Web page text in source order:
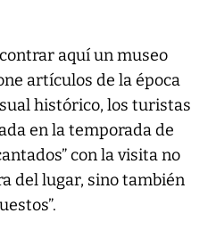
aquí un museo
artículos de la época
histórico, los turistas
en la temporada de
con la visita no
del lugar, sino también